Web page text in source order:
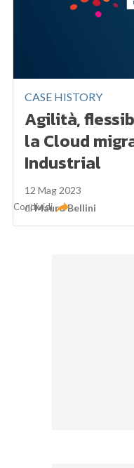
CASE HISTORY
Agilità,
la Cloud
Industrial
12 Mag 2023
diMauro Bellini
Condividi